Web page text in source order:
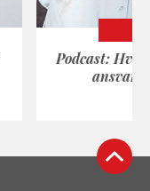
Podcast: